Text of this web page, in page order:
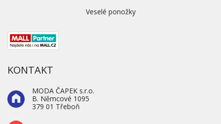
Veselé ponožky
KONTAKT
MODA ČAPEK s.r.o.
B. Němcové 1095
379 01 Třeboň